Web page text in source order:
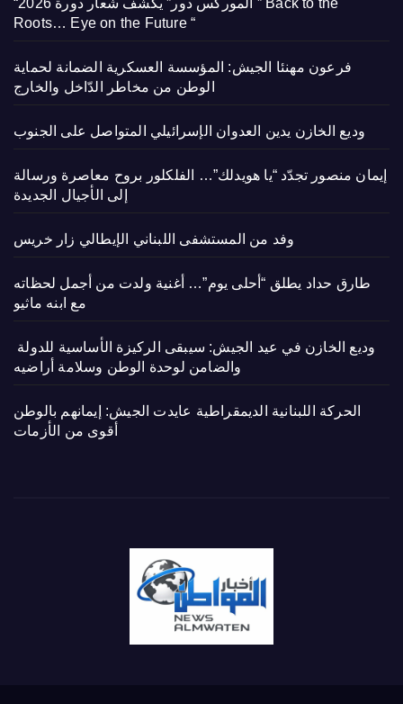
Roots… Eye on the Future “
فرعون مهنئا الجيش: المؤسسة العسكرية الضمانة لحماية
الوطن من مخاطر الدّاخل والخارج
وديع الخازن يدين العدوان الإسرائيلي المتواصل على الجنوب
إيمان منصور تجدّد “يا هويدلك”… الفلكلور بروح معاصرة ورسالة
إلى الأجيال الجديدة
وفد من المستشفى اللبناني الإيطالي زار خريس
طارق حداد يطلق “أحلى يوم”… أغنية ولدت من أجمل لحظاته
مع ابنه ماثيو
والضامن لوحدة الوطن وسلامة أراضيه
الحركة اللبنانية الديمقراطية عايدت الجيش: إيمانهم بالوطن
أقوى من الأزمات